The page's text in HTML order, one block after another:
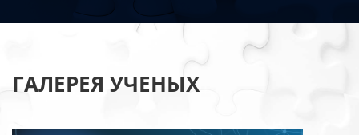
ГАЛЕРЕЯ УЧЕНЫХ